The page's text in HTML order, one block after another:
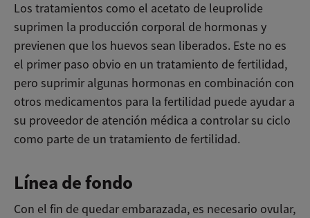
Los tratamientos como el acetato de leuprolide
suprimen la producción corporal de hormonas y
previenen que los huevos sean liberados. Este no es
el primer paso obvio en un tratamiento de fertilidad,
pero suprimir algunas hormonas en combinación con
otros medicamentos para la fertilidad puede ayudar a
su proveedor de atención médica a controlar su ciclo
como parte de un tratamiento de fertilidad.
Línea de fondo
Con el fin de quedar embarazada, es necesario ovular,